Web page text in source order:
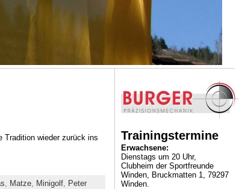
Tradition wieder zurück ins
, Matze, Minigolf, Peter
Trainingstermine
Erwachsene:
Dienstags um 20 Uhr,
Clubheim der Sportfreunde
Winden, Bruckmatten 1, 79297
Winden.